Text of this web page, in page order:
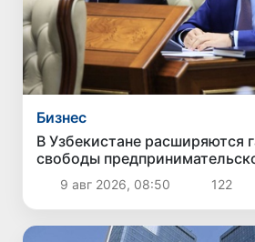
Бизнес
В Узбекистане расширяются
свободы
деятельности
9 авг 2026, 08:50 122